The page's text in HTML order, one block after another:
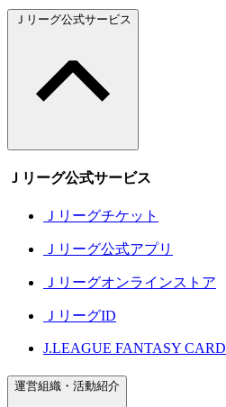
Ｊリーグ公式サービス
Ｊリーグ公式サービス
Ｊリーグチケット
Ｊリーグ公式アプリ
Ｊリーグオンラインストア
ＪリーグID
J.LEAGUE FANTASY CARD
運営組織・活動紹介